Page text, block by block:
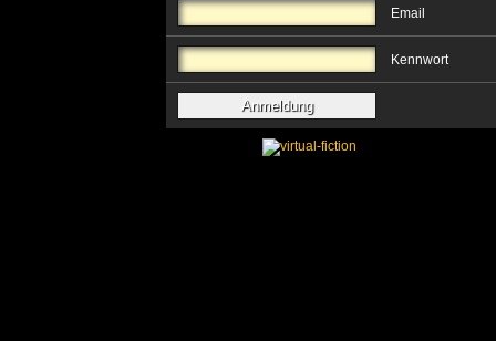
Email
Kennwort